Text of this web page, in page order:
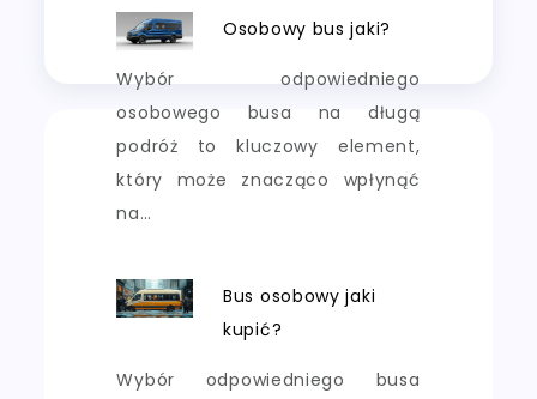
Osobowy bus jaki?
Wybór odpowiedniego
osobowego busa na długą
podróż to kluczowy element,
który może znacząco wpłynąć
na…
Bus osobowy jaki
kupić?
Wybór odpowiedniego busa